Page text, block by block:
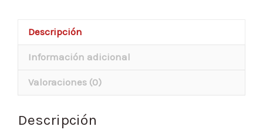
Descripción
Información adicional
Valoraciones (0)
Descripción